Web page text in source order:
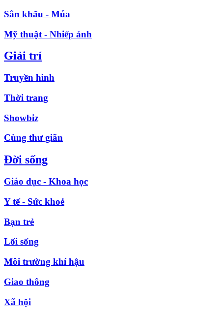
Sân khấu - Múa
Mỹ thuật - Nhiếp ảnh
Giải trí
Truyền hình
Thời trang
Showbiz
Cùng thư giãn
Đời sống
Giáo dục - Khoa học
Y tế - Sức khoẻ
Bạn trẻ
Lối sống
Môi trường khí hậu
Giao thông
Xã hội